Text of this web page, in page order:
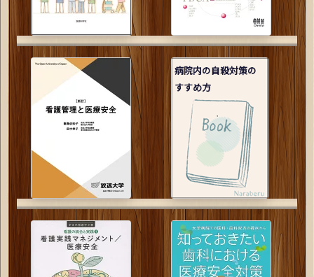
病院内の自殺対策の
すすめ方